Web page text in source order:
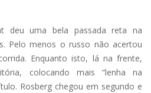
deu uma bela passada reta na
Pelo menos o russo não acertou
Enquanto isto, lá na frente,
colocando mais “lenha na
Rosberg chegou em segundo e